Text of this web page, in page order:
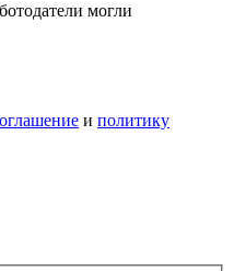
могли
и политику